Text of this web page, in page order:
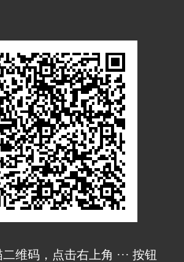
维码，点击右上角 ··· 按钮